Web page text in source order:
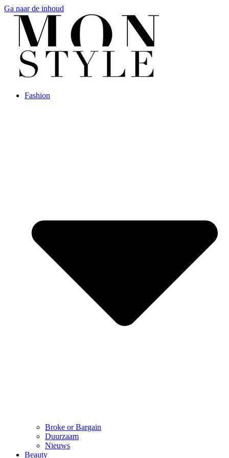
Ga naar de inhoud
Fashion
Broke or Bargain
Duurzaam
Nieuws
Beauty